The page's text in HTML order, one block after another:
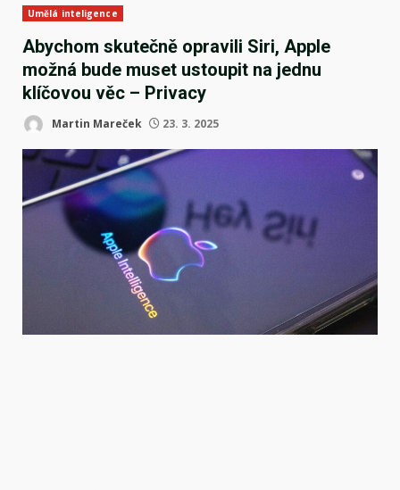
Umělá inteligence
Abychom skutečně opravili Siri, Apple
možná bude muset ustoupit na jednu
klíčovou věc – Privacy
Martin Mareček 23. 3. 2025